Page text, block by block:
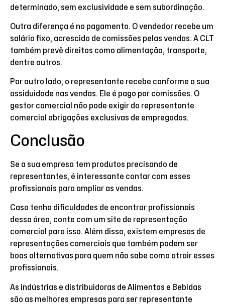
determinado, sem exclusividade e sem subordinação.
Outra diferença é no pagamento. O vendedor recebe um
salário fixo, acrescido de comissões pelas vendas. A CLT
também prevê direitos como alimentação, transporte,
dentre outros.
Por outro lado, o representante recebe conforme a sua
assiduidade nas vendas. Ele é pago por comissões. O
gestor comercial não pode exigir do representante
comercial obrigações exclusivas de empregados.
Conclusão
Se a sua empresa tem produtos precisando de
representantes, é interessante contar com esses
profissionais para ampliar as vendas.
Caso tenha dificuldades de encontrar profissionais
dessa área, conte com um site de representação
comercial para isso. Além disso, existem empresas de
representações comerciais que também podem ser
boas alternativas para quem não sabe como atrair esses
profissionais.
As indústrias e distribuidoras de Alimentos e Bebidas
são as melhores empresas para ser representante